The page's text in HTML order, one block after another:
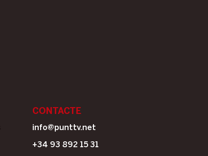
CONTACTE
info@punttv.net
+34 93 892 15 31